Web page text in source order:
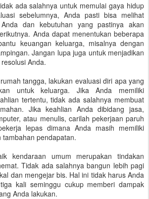
ada salahnya untuk memulai gaya hidup
sebelumnya, Anda pasti bisa melihat
dan kebutuhan yang pastinya akan
Anda dapat menentukan beberapa
keuangan keluarga, misalnya dengan
Jangan lupa juga untuk menjadikan
Anda.
tangga, lakukan evaluasi diri apa yang
untuk keluarga. Jika Anda memiliki
tertentu, tidak ada salahnya membuat
Jika keahlian Anda dibidang jasa,
atau menulis, carilah pekerjaan paruh
lepas dimana Anda masih memiliki
pendapatan.
kendaraan umum merupakan tindakan
Tidak ada salahnya bangun lebih pagi
dan mengejar bis. Hal ini tidak harus Anda
kali seminggu cukup memberi dampak
Anda lakukan.